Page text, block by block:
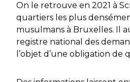
On le retrouve en 2021 à
quartiers les plus
musulmans à Bruxelles. Il
registre national des
l’objet d’une obligation